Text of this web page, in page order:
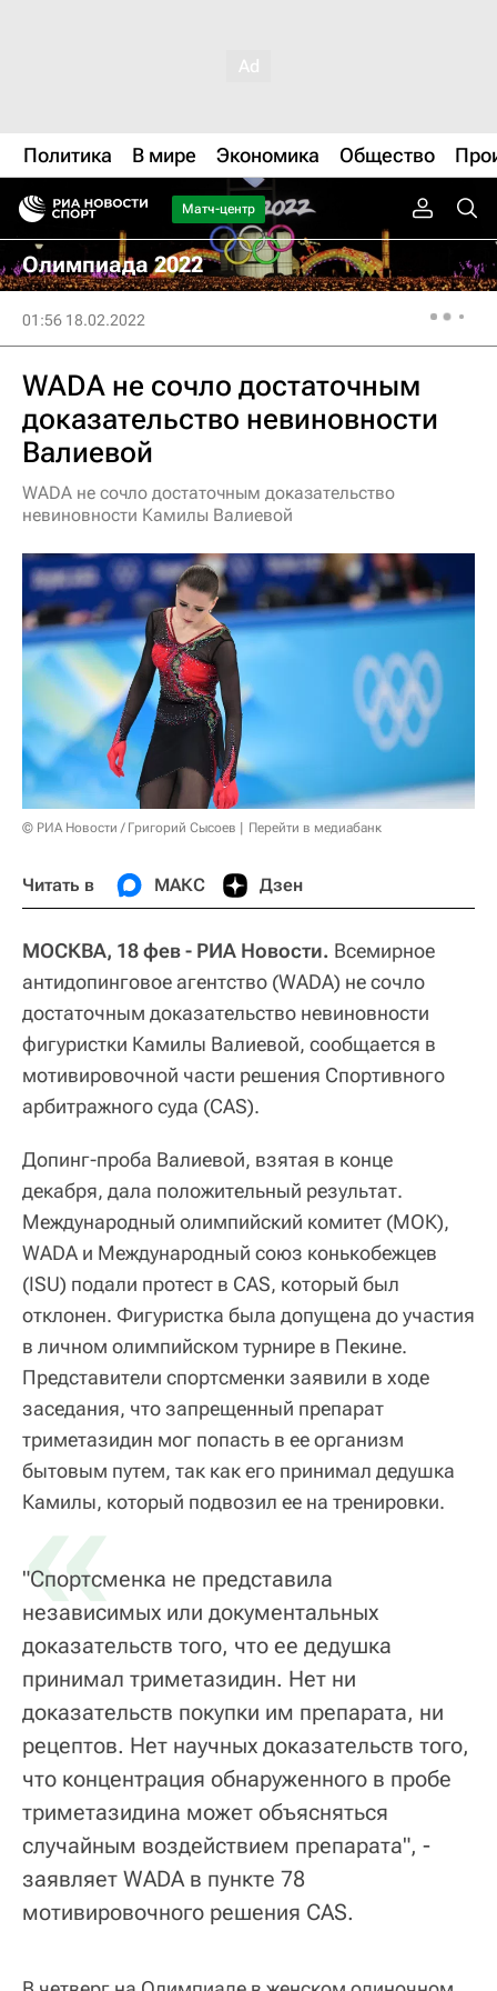
Политика В мире Экономика Общество
Матч-центр
Олимпиада 2022
01:56 18.02.2022
WADA не сочло достаточным
доказательство невиновности
Валиевой
WADA не сочло достаточным доказательство
невиновности Камилы Валиевой
© РИА Новости / Григорий Сысоев Перейти в медиабанк
Читать в МАКС Дзен
МОСКВА, 18 фев - РИА Новости. Всемирное
антидопинговое агентство (WADA) не сочло
достаточным доказательство невиновности
фигуристки Камилы Валиевой, сообщается в
мотивировочной части решения Спортивного
арбитражного суда (CAS).
Допинг-проба Валиевой, взятая в конце
декабря, дала положительный результат.
Международный олимпийский комитет (МОК),
WADA и Международный союз конькобежцев
(ISU) подали протест в CAS, который был
отклонен. Фигуристка была допущена до участия
в личном олимпийском турнире в Пекине.
Представители спортсменки заявили в ходе
заседания, что запрещенный препарат
триметазидин мог попасть в ее организм
бытовым путем, так как его принимал дедушка
Камилы, который подвозил ее на тренировки.
«
"Спортсменка не представила
независимых или документальных
доказательств того, что ее дедушка
принимал триметазидин. Нет ни
доказательств покупки им препарата, ни
рецептов. Нет научных доказательств того,
что концентрация обнаруженного в пробе
триметазидина может объясняться
случайным воздействием препарата", -
заявляет WADA в пункте 78
мотивировочного решения CAS.